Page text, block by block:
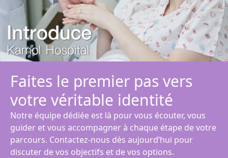
Faites le premier pas vers
votre véritable identité
Notre équipe dédiée est là pour vous écouter, vous
guider et vous accompagner à chaque étape de votre
parcours. Contactez-nous dès aujourd’hui pour
discuter de vos objectifs et de vos options.